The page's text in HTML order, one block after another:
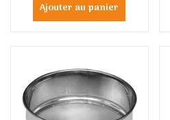
Ajouter au panier